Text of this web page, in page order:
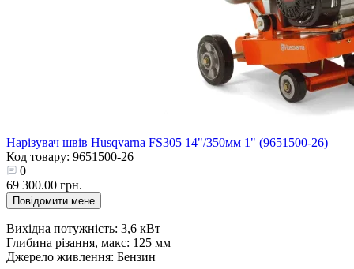
Нарізувач швів Husqvarna FS305 14"/350мм 1" (9651500-26)
Код товару: 9651500-26
0
69 300.00 грн.
Повідомити мене
Вихідна потужність: 3,6 кВт
Глибина різання, макс: 125 мм
Джерело живлення: Бензин